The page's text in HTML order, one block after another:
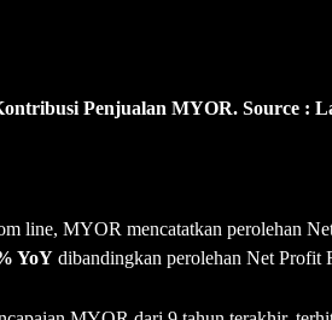
Penjualan MYOR. Source :
line, MYOR mencatatkan perolehan
YoY dibandingkan perolehan Net Profit